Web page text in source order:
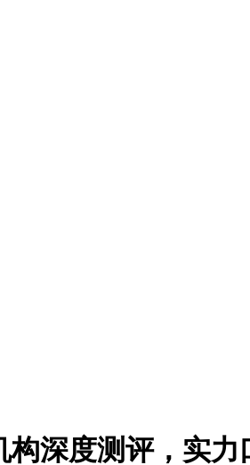
深度测评，实力